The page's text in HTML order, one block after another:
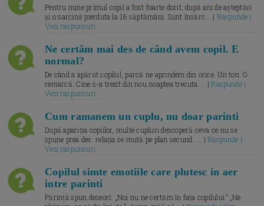
Pentru mine primul copil a fost foarte dorit, după ani de așteptări
și o sarcină pierduta la 16 săptămâni. Sunt însărc... | Raspunde |
Vezi raspunsuri
Ne certăm mai des de când avem copil. E
normal?
De când a apărut copilul, parcă ne aprindem din orice. Un ton. O
remarcă. Cine s-a trezit din nou noaptea trecuta.... |Raspunde |
Vezi raspunsuri
Cum ramanem un cuplu, nu doar parinti
După apariția copiilor, multe cupluri descoperă ceva ce nu se
spune prea des: relația se mută pe plan secund. ... |Raspunde |
Vezi raspunsuri
Copilul simte emotiile care plutesc in aer
intre parinti
Părinții spun deseori: „Noi nu ne certăm în fața copilului.” „Ne